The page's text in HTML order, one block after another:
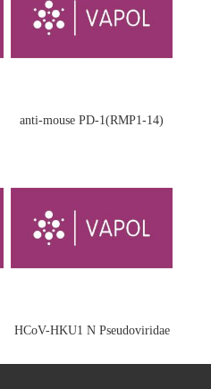
anti-mouse PD-1(RMP1-14)
HCoV-HKU1 N Pseudoviridae